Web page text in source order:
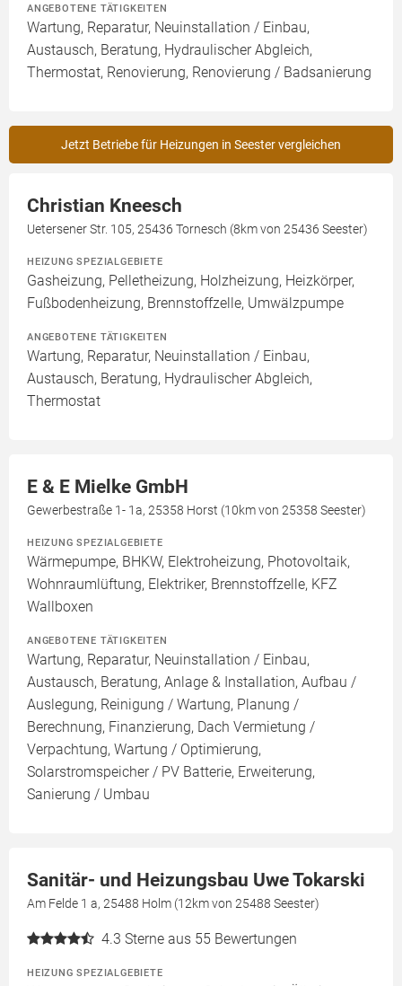
ANGEBOTENE TÄTIGKEITEN
Wartung, Reparatur, Neuinstallation / Einbau,
Austausch, Beratung, Hydraulischer Abgleich,
Thermostat, Renovierung, Renovierung / Badsanierung
Jetzt Betriebe für Heizungen in Seester vergleichen
Christian Kneesch
Uetersener Str. 105, 25436 Tornesch (8km von 25436 Seester)
HEIZUNG SPEZIALGEBIETE
Gasheizung, Pelletheizung, Holzheizung, Heizkörper,
Fußbodenheizung, Brennstoffzelle, Umwälzpumpe
ANGEBOTENE TÄTIGKEITEN
Wartung, Reparatur, Neuinstallation / Einbau,
Austausch, Beratung, Hydraulischer Abgleich,
Thermostat
E & E Mielke GmbH
Gewerbestraße 1- 1a, 25358 Horst (10km von 25358 Seester)
HEIZUNG SPEZIALGEBIETE
Wärmepumpe, BHKW, Elektroheizung, Photovoltaik,
Wohnraumlüftung, Elektriker, Brennstoffzelle, KFZ
Wallboxen
ANGEBOTENE TÄTIGKEITEN
Wartung, Reparatur, Neuinstallation / Einbau,
Austausch, Beratung, Anlage & Installation, Aufbau /
Auslegung, Reinigung / Wartung, Planung /
Berechnung, Finanzierung, Dach Vermietung /
Verpachtung, Wartung / Optimierung,
Solarstromspeicher / PV Batterie, Erweiterung,
Sanierung / Umbau
Sanitär- und Heizungsbau Uwe Tokarski
Am Felde 1 a, 25488 Holm (12km von 25488 Seester)
4.3 Sterne aus 55 Bewertungen
HEIZUNG SPEZIALGEBIETE